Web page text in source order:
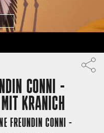
CONNI -
KRANICH
FREUNDIN CONNI -